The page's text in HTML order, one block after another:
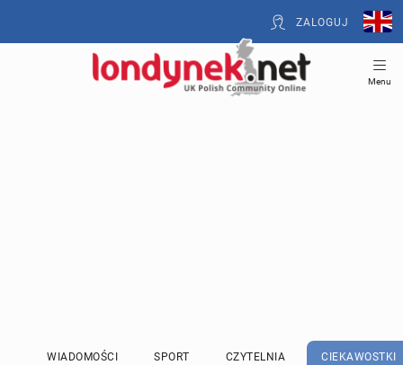
ZALOGUJ
Menu
WIADOMOŚCI SPORT CZYTELNIA CIEKAWOSTKI